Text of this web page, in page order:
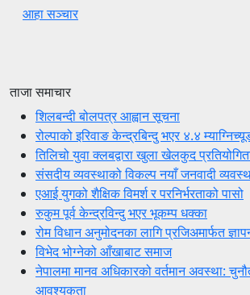
आहा सञ्चार
ताजा समाचार
शिलबन्दी बोलपत्र आह्वान सूचना
रोल्पाको इरिवाङ केन्द्रबिन्दु भएर ४.४
तिलिचो युवा क्लबद्वारा खुला खेलकुद
संसदीय व्यवस्थाको विकल्प नयाँ जनवादी
एआई युगको शैक्षिक विमर्श र परनिर्भरताको पासो
रुकुम पूर्व केन्द्रविन्दु भएर भूकम्प धक्का
रोम विधान अनुमोदनका लागि प्रजिअमार्फत
विभेद भोग्नेको आँखाबाट समाज
नेपालमा मानव अधिकारको वर्तमान अवस्था:
आवश्यकता